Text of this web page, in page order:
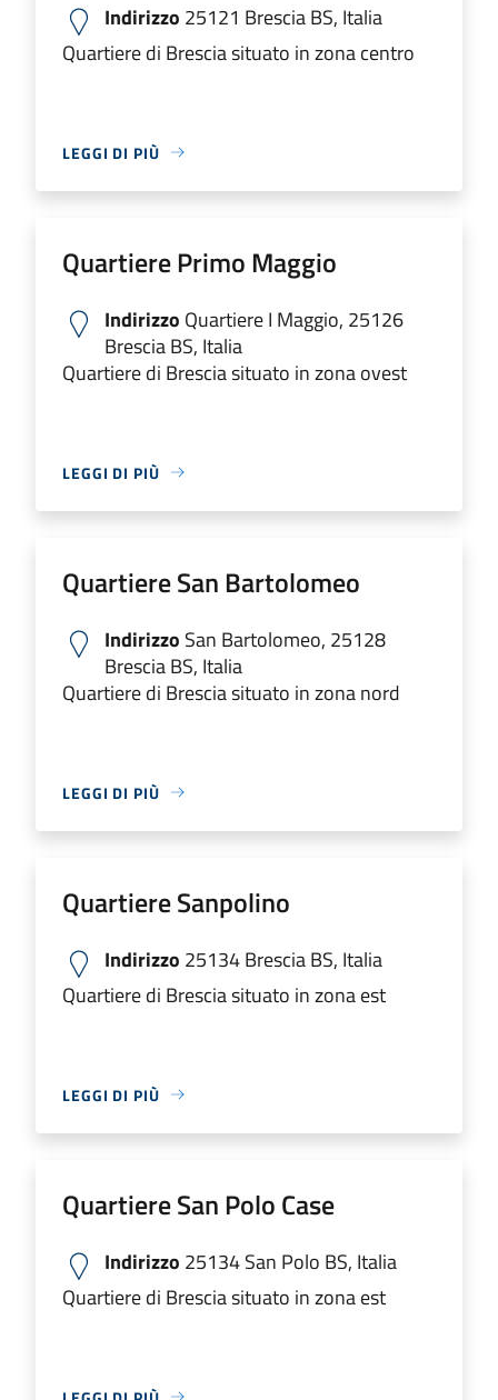
Indirizzo 25121 Brescia BS, Italia
Quartiere di Brescia situato in zona centro
LEGGI DI PIÙ
Quartiere Primo Maggio
Indirizzo Quartiere I Maggio, 25126
Brescia BS, Italia
Quartiere di Brescia situato in zona ovest
LEGGI DI PIÙ
Quartiere San Bartolomeo
Indirizzo San Bartolomeo, 25128
Brescia BS, Italia
Quartiere di Brescia situato in zona nord
LEGGI DI PIÙ
Quartiere Sanpolino
Indirizzo 25134 Brescia BS, Italia
Quartiere di Brescia situato in zona est
LEGGI DI PIÙ
Quartiere San Polo Case
Indirizzo 25134 San Polo BS, Italia
Quartiere di Brescia situato in zona est